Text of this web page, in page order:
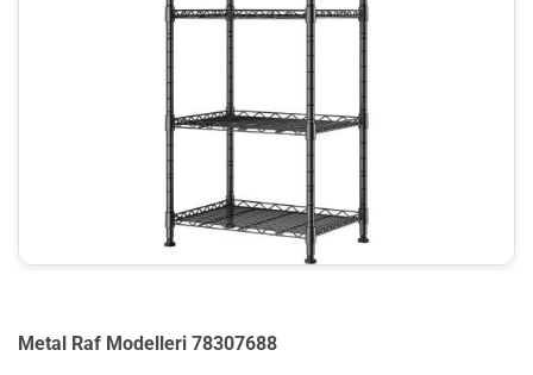
Metal Raf Modelleri 78307688